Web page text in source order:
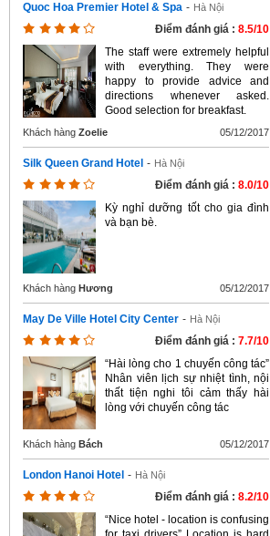
Quoc Hoa Premier Hotel & Spa - Hà Nội
Điểm đánh giá : 8.5/10
The staff were extremely helpful
with everything. They were
happy to provide advice and
directions whenever asked.
Good selection for breakfast.
Khách hàng Zoelie 05/12/2017
Silk Queen Grand Hotel - Hà Nội
Điểm đánh giá : 8.0/10
Kỳ nghỉ dưỡng tốt cho gia đình
và bạn bè.
Khách hàng Hương 05/12/2017
May De Ville Hotel City Center - Hà Nội
Điểm đánh giá : 7.7/10
“Hài lòng cho 1 chuyến công tác”
Nhân viên lịch sự nhiệt tình, nội
thất tiện nghi tôi cảm thấy hài
lòng với chuyến công tác
Khách hàng Bách 05/12/2017
London Hanoi Hotel - Hà Nội
Điểm đánh giá : 8.2/10
“Nice hotel - location is confusing